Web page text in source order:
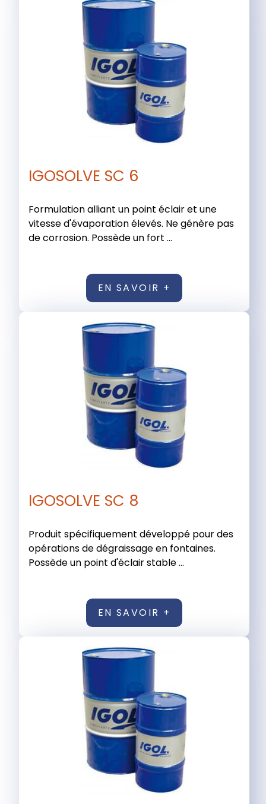
IGOSOLVE SC 6
Formulation alliant un point éclair et une
vitesse d'évaporation élevés. Ne génère pas
de corrosion. Possède un fort ...
EN SAVOIR +
IGOSOLVE SC 8
Produit spécifiquement développé pour des
opérations de dégraissage en fontaines.
Possède un point d'éclair stable ...
EN SAVOIR +